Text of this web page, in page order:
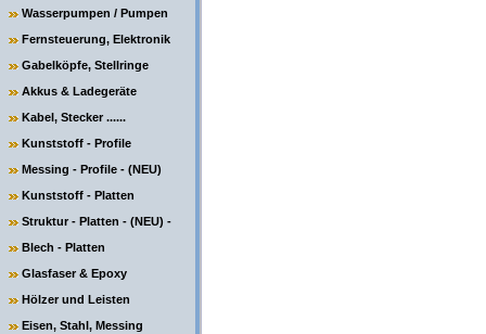
Wasserpumpen / Pumpen
Fernsteuerung, Elektronik
Gabelköpfe, Stellringe
Akkus & Ladegeräte
Kabel, Stecker ......
Kunststoff - Profile
Messing - Profile - (NEU)
Kunststoff - Platten
Struktur - Platten - (NEU) -
Blech - Platten
Glasfaser & Epoxy
Hölzer und Leisten
Eisen, Stahl, Messing